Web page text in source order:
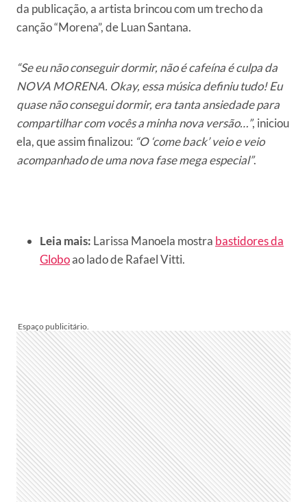
da publicação, a artista brincou com um trecho da
canção “Morena”, de Luan Santana.
“Se eu não conseguir dormir, não é cafeína é culpa da
NOVA MORENA. Okay, essa música definiu tudo! Eu
quase não consegui dormir, era tanta ansiedade para
compartilhar com vocês a minha nova versão…”, iniciou
ela, que assim finalizou: “O ‘come back’ veio e veio
acompanhado de uma nova fase mega especial”.
Leia mais: Larissa Manoela mostra bastidores da
Globoao lado de Rafael Vitti.